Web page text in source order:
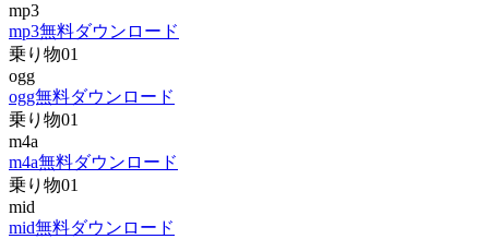
mp3
mp3無料ダウンロード
乗り物01
ogg
ogg無料ダウンロード
乗り物01
m4a
m4a無料ダウンロード
乗り物01
mid
mid無料ダウンロード